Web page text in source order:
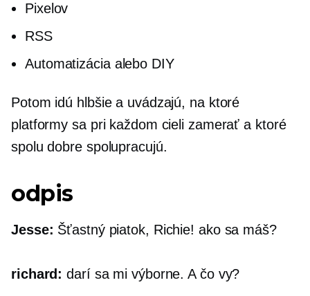
Pixelov
RSS
Automatizácia alebo DIY
Potom idú hlbšie a uvádzajú, na ktoré
platformy sa pri každom cieli zamerať a ktoré
spolu dobre spolupracujú.
odpis
Jesse: Šťastný piatok, Richie! ako sa máš?
richard: darí sa mi výborne. A čo vy?